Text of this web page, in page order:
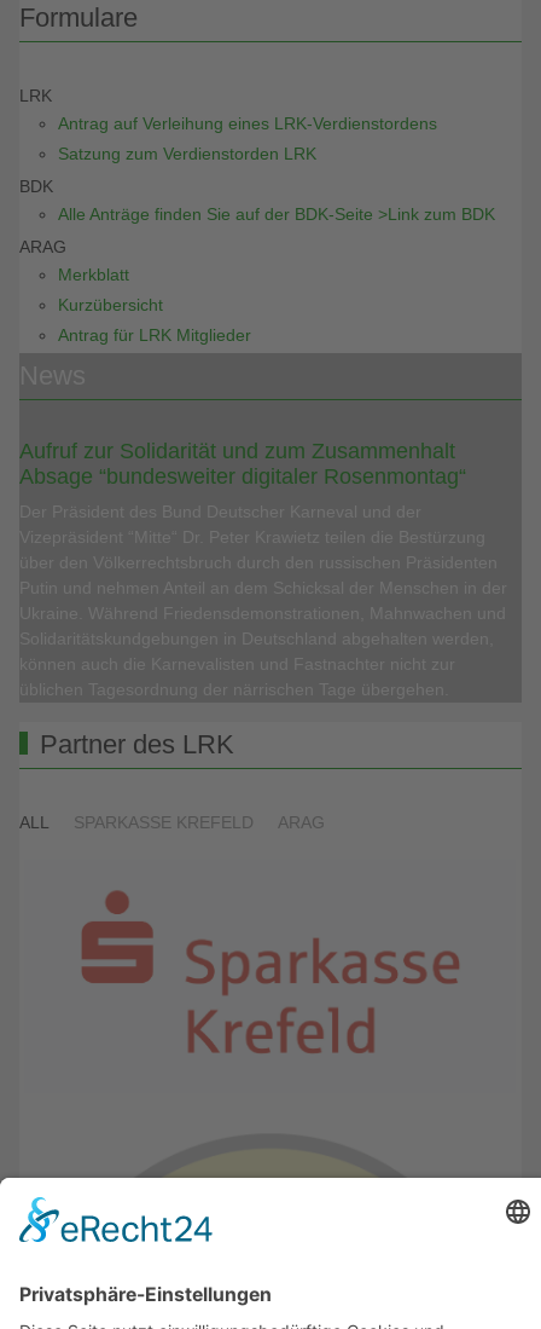
Formulare
LRK
Antrag auf Verleihung eines LRK-Verdienstordens
Satzung zum Verdienstorden LRK
BDK
Alle Anträge finden Sie auf der BDK-Seite >Link zum BDK
ARAG
Merkblatt
Kurzübersicht
Antrag für LRK Mitglieder
Aufruf zur Solidarität und zum Zusammenhalt
Absage “bundesweiter digitaler Rosenmontag“
Partner des LRK
ALL SPARKASSE KREFELD ARAG